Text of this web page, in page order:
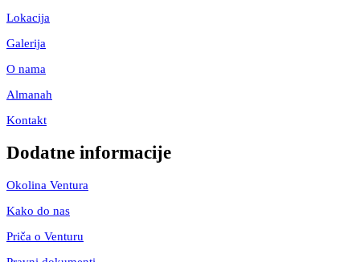
Lokacija
Galerija
O nama
Almanah
Kontakt
Dodatne informacije
Okolina Ventura
Kako do nas
Priča o Venturu